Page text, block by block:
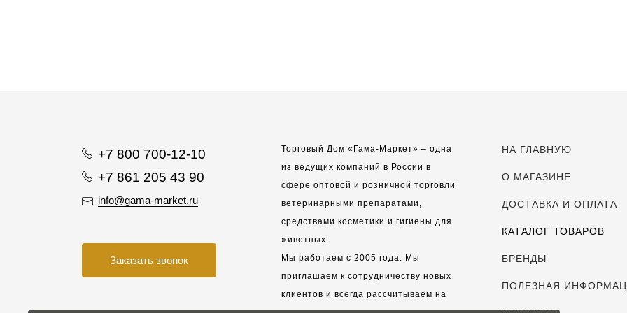
+7 800 700-12-10
+7 861 205 43 90
info@gama-market.ru
Заказать звонок
Торговый Дом «Гама-Маркет» – одна
из ведущих компаний в России в
сфере оптовой и розничной торговли
ветеринарными препаратами,
средствами косметики и гигиены для
животных.
Мы работаем с 2005 года. Мы
приглашаем к сотрудничеству новых
клиентов и всегда рассчитываем на
НА ГЛАВНУЮ
О МАГАЗИНЕ
ДОСТАВКА И ОПЛАТА
КАТАЛОГ ТОВАРОВ
БРЕНДЫ
ПОЛЕЗНАЯ